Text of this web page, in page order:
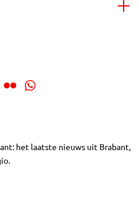
het laatste nieuws uit Brabant,